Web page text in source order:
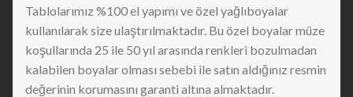
Tablolarımız %100 el yapımı ve özel yağlıboyalar
kullanılarak size ulaştırılmaktadır. Bu özel boyalar müze
koşullarında 25 ile 50 yıl arasında renkleri bozulmadan
kalabilen boyalar olması sebebi ile satın aldığınız resmin
değerinin korumasını garanti altına almaktadır.